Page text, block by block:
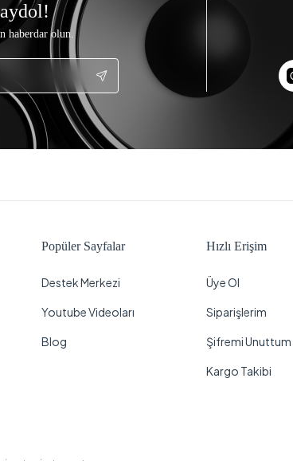
haberdar olun.
Popüler Sayfalar
Destek Merkezi
Youtube Videoları
Blog
Hızlı Erişim
Üye Ol
Siparişlerim
Şifremi Unuttum
Kargo Takibi